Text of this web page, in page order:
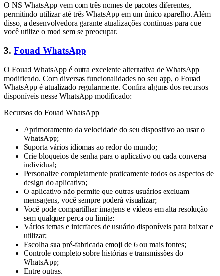
O NS WhatsApp vem com três nomes de pacotes diferentes,
permitindo utilizar até três WhatsApp em um único aparelho. Além
disso, a desenvolvedora garante atualizações contínuas para que
você utilize o mod sem se preocupar.
3. Fouad WhatsApp
O Fouad WhatsApp é outra excelente alternativa de WhatsApp
modificado. Com diversas funcionalidades no seu app, o Fouad
WhatsApp é atualizado regularmente. Confira alguns dos recursos
disponíveis nesse WhatsApp modificado:
Recursos do Fouad WhatsApp
Aprimoramento da velocidade do seu dispositivo ao usar o
WhatsApp;
Suporta vários idiomas ao redor do mundo;
Crie bloqueios de senha para o aplicativo ou cada conversa
individual;
Personalize completamente praticamente todos os aspectos de
design do aplicativo;
O aplicativo não permite que outras usuários excluam
mensagens, você sempre poderá visualizar;
Você pode compartilhar imagens e vídeos em alta resolução
sem qualquer perca ou limite;
Vários temas e interfaces de usuário disponíveis para baixar e
utilizar;
Escolha sua pré-fabricada emoji de 6 ou mais fontes;
Controle completo sobre histórias e transmissões do
WhatsApp;
Entre outras.